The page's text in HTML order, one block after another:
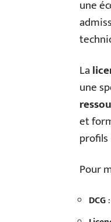
une
La
une
et
Pour
DCG